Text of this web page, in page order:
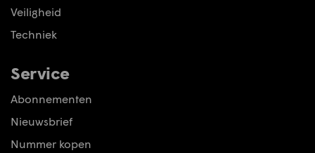
Veiligheid
Techniek
Service
Abonnementen
Nieuwsbrief
Nummer kopen